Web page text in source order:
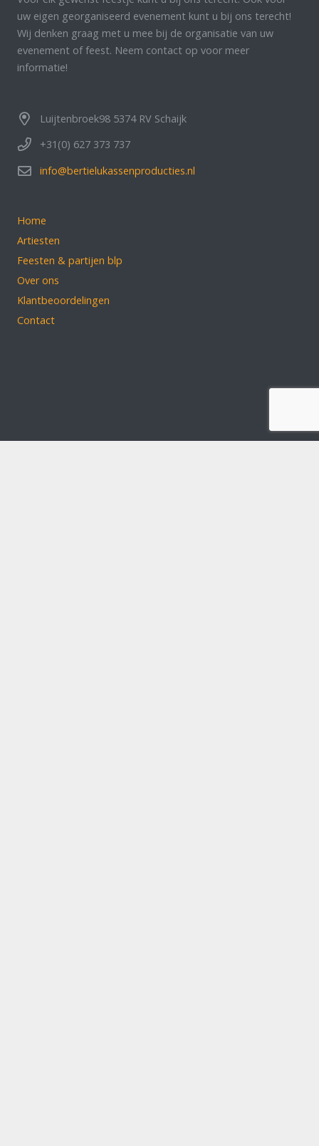
uw eigen georganiseerd evenement kunt u bij ons terecht!
Wij denken graag met u mee bij de organisatie van uw
evenement of feest. Neem contact op voor meer
informatie!
Luijtenbroek98 5374 RV Schaijk
+31(0) 627 373 737
info@bertielukassenproducties.nl
Home
Artiesten
Feesten & partijen blp
Over ons
Klantbeoordelingen
Contact